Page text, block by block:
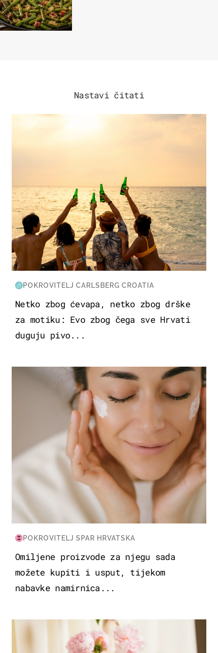
Nastavi čitati
POKROVITELJ CARLSBERG CROATIA
Netko zbog ćevapa, netko zbog drške
za motiku: Evo zbog čega sve Hrvati
duguju pivo...
MODA & LJEPOTA
POKROVITELJ SPAR HRVATSKA
Omiljene proizvode za njegu sada
možete kupiti i usput, tijekom
nabavke namirnica...
MODA & LJEPOTA